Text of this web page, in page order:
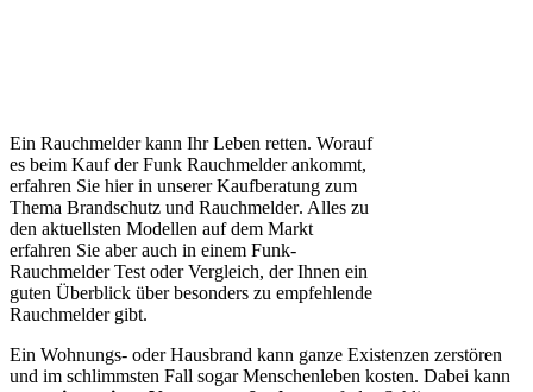
Ein Rauchmelder kann Ihr Leben retten. Worauf
es beim Kauf der Funk Rauchmelder ankommt,
erfahren Sie hier in unserer Kaufberatung zum
Thema Brandschutz und Rauchmelder. Alles zu
den aktuellsten Modellen auf dem Markt
erfahren Sie aber auch in einem Funk-
Rauchmelder Test oder Vergleich, der Ihnen ein
guten Überblick über besonders zu empfehlende
Rauchmelder gibt.
Ein Wohnungs- oder Hausbrand kann ganze Existenzen zerstören
und im schlimmsten Fall sogar Menschenleben kosten. Dabei kann